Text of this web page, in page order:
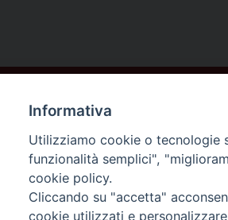
DIOCESI DI
Informativa
Utilizziamo cookie o tecnologie
funzionalità semplici",
cookie policy.
Cliccando su "accetta"
cookie utilizzati e